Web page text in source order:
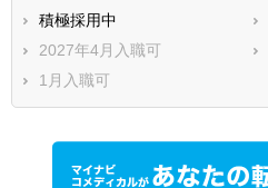
積極採用中
2027年4月入職可
1月入職可